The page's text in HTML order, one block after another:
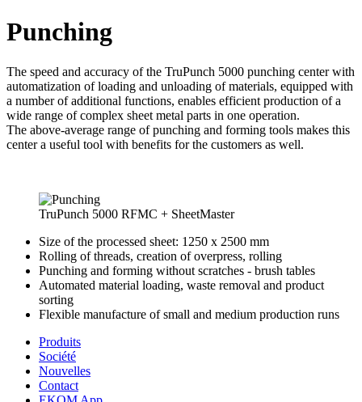
Punching
The speed and accuracy of the TruPunch 5000 punching center with
automatization of loading and unloading of materials, equipped with
a number of additional functions, enables efficient production of a
wide range of complex sheet metal parts in one operation.
The above-average range of punching and forming tools makes this
center a useful tool with benefits for the customers as well.
TruPunch 5000 RFMC + SheetMaster
Size of the processed sheet: 1250 x 2500 mm
Rolling of threads, creation of overpress, rolling
Punching and forming without scratches - brush tables
Automated material loading, waste removal and product
sorting
Flexible manufacture of small and medium production runs
Produits
Société
Nouvelles
Contact